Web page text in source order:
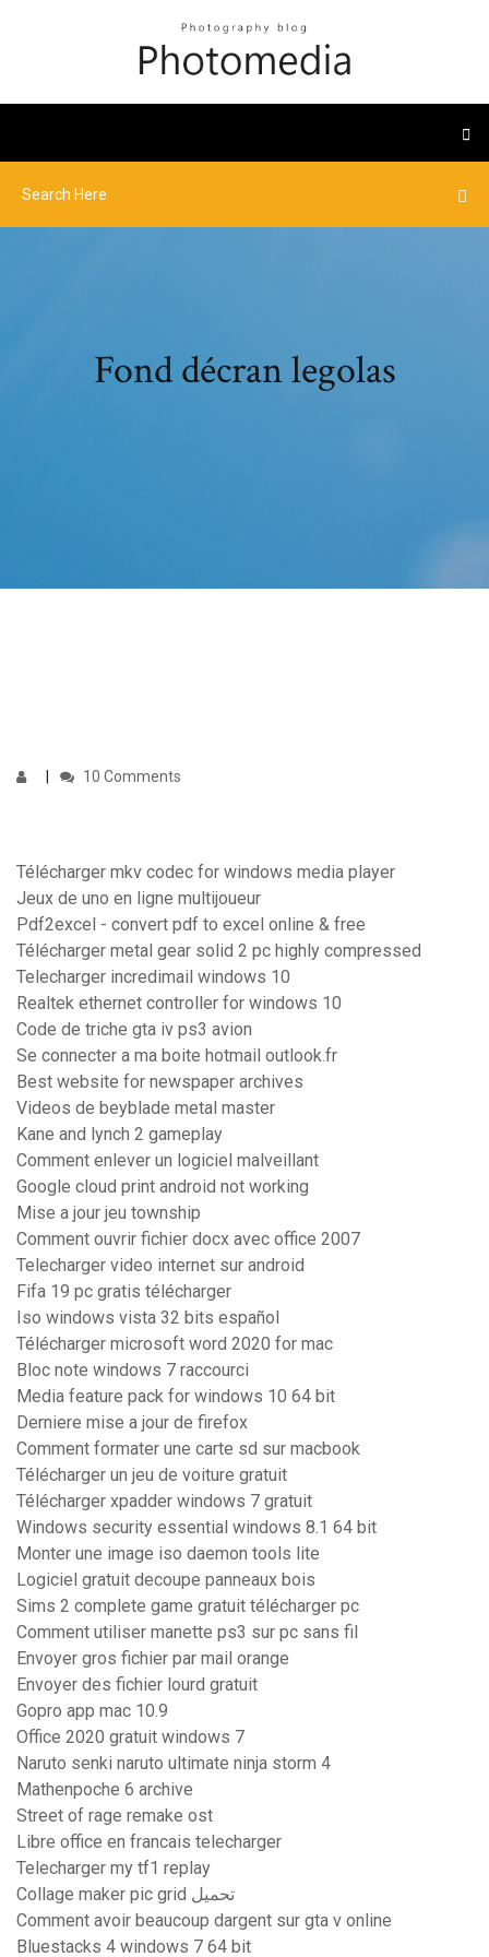
Fond décran legolas
10 Comments
Télécharger mkv codec for windows media player
Jeux de uno en ligne multijoueur
Pdf2excel - convert pdf to excel online & free
Télécharger metal gear solid 2 pc highly compressed
Telecharger incredimail windows 10
Realtek ethernet controller for windows 10
Code de triche gta iv ps3 avion
Se connecter a ma boite hotmail outlook.fr
Best website for newspaper archives
Videos de beyblade metal master
Kane and lynch 2 gameplay
Comment enlever un logiciel malveillant
Google cloud print android not working
Mise a jour jeu township
Comment ouvrir fichier docx avec office 2007
Telecharger video internet sur android
Fifa 19 pc gratis télécharger
Iso windows vista 32 bits español
Télécharger microsoft word 2020 for mac
Bloc note windows 7 raccourci
Media feature pack for windows 10 64 bit
Derniere mise a jour de firefox
Comment formater une carte sd sur macbook
Télécharger un jeu de voiture gratuit
Télécharger xpadder windows 7 gratuit
Windows security essential windows 8.1 64 bit
Monter une image iso daemon tools lite
Logiciel gratuit decoupe panneaux bois
Sims 2 complete game gratuit télécharger pc
Comment utiliser manette ps3 sur pc sans fil
Envoyer gros fichier par mail orange
Envoyer des fichier lourd gratuit
Gopro app mac 10.9
Office 2020 gratuit windows 7
Naruto senki naruto ultimate ninja storm 4
Mathenpoche 6 archive
Street of rage remake ost
Libre office en francais telecharger
Telecharger my tf1 replay
Collage maker pic grid تحميل
Comment avoir beaucoup dargent sur gta v online
Bluestacks 4 windows 7 64 bit